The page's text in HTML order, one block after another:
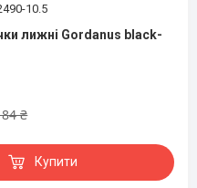
10.5
лижні Gordanus black-
₴
Купити